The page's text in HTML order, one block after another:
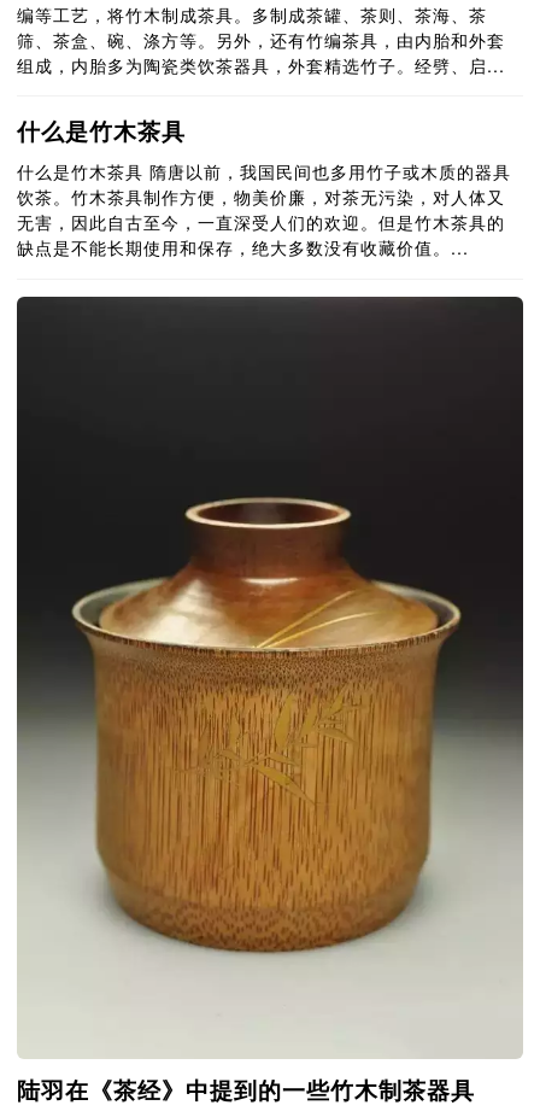
编等工艺，将竹木制成茶具。多制成茶罐、茶则、茶海、茶
筛、茶盒、碗、涤方等。另外，还有竹编茶具，由内胎和外套
组成，内胎多为陶瓷类饮茶器具，外套精选竹子。经劈、启...
什么是竹木茶具
什么是竹木茶具 隋唐以前，我国民间也多用竹子或木质的器具
饮茶。竹木茶具制作方便，物美价廉，对茶无污染，对人体又
无害，因此自古至今，一直深受人们的欢迎。但是竹木茶具的
缺点是不能长期使用和保存，绝大多数没有收藏价值。...
陆羽在《茶经》中提到的一些竹木制茶器具